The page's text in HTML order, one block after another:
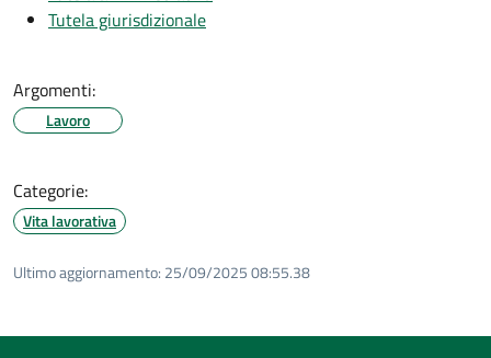
Tutela giurisdizionale
Argomenti:
Lavoro
Categorie:
Vita lavorativa
Ultimo aggiornamento: 25/09/2025 08:55.38